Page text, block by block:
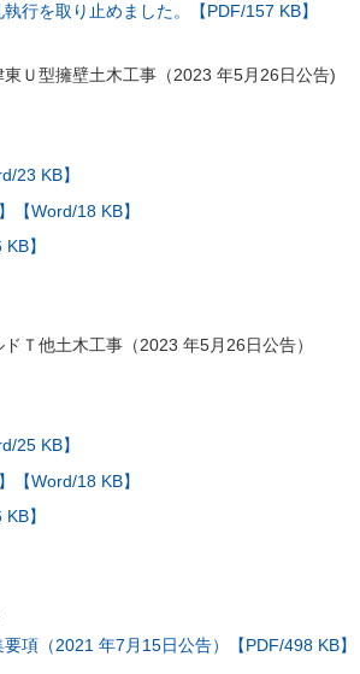
行を取り止めました。【PDF/157 KB】
Ｕ型擁壁土木工事（2023 年5月26日公告)
23 KB】
【Word/18 KB】
】
Ｔ他土木工事（2023 年5月26日公告）
25 KB】
【Word/18 KB】
】
項（2021 年7月15日公告）【PDF/498 KB】